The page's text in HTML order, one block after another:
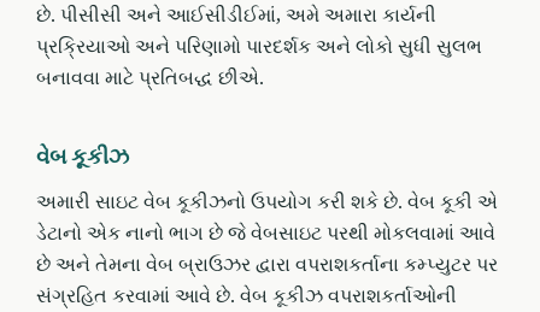
છે. પીસીસી અને આઈસીડીઈમાં, અમે અમારા કાર્યની
પ્રક્રિયાઓ અને પરિણામો પારદર્શક અને લોકો સુધી સુલભ
બનાવવા માટે પ્રતિબદ્ધ છીએ.
વેબ કૂકીઝ
અમારી સાઇટ વેબ કૂકીઝનો ઉપયોગ કરી શકે છે. વેબ કૂકી એ
ડેટાનો એક નાનો ભાગ છે જે વેબસાઇટ પરથી મોકલવામાં આવે
છે અને તેમના વેબ બ્રાઉઝર દ્વારા વપરાશકર્તાના કમ્પ્યુટર પર
સંગ્રહિત કરવામાં આવે છે. વેબ કૂકીઝ વપરાશકર્તાઓની